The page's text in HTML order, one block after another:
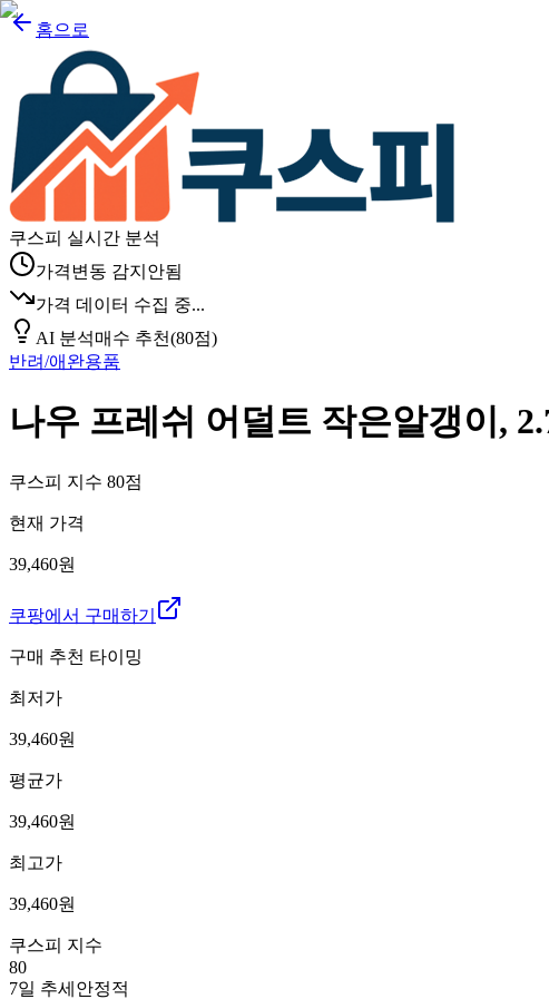
홈으로
쿠스피 실시간 분석
가격변동 감지안됨
가격 데이터 수집 중...
AI 분석매수 추천(80점)
반려/애완용품
나우 프레쉬 어덜트 작은알갱이,
쿠스피 지수 80점
현재 가격
39,460원
쿠팡에서 구매하기
구매 추천 타이밍
최저가
39,460원
평균가
39,460원
최고가
39,460원
쿠스피 지수
80
7일 추세 안정적